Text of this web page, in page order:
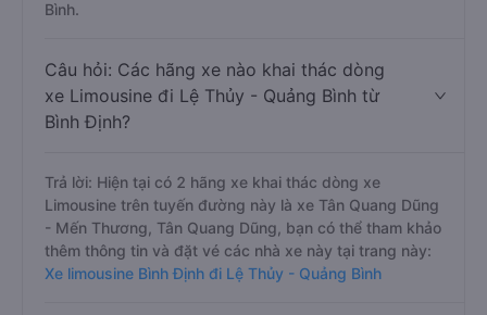
Bình.
Câu hỏi: Các hãng xe nào khai thác dòng
xe Limousine đi Lệ Thủy - Quảng Bình từ
Bình Định?
Trả lời: Hiện tại có 2 hãng xe khai thác dòng xe
Limousine trên tuyến đường này là xe Tân Quang Dũng
- Mến Thương, Tân Quang Dũng, bạn có thể tham khảo
thêm thông tin và đặt vé các nhà xe này tại trang này:
Xe limousine Bình Định đi Lệ Thủy - Quảng Bình